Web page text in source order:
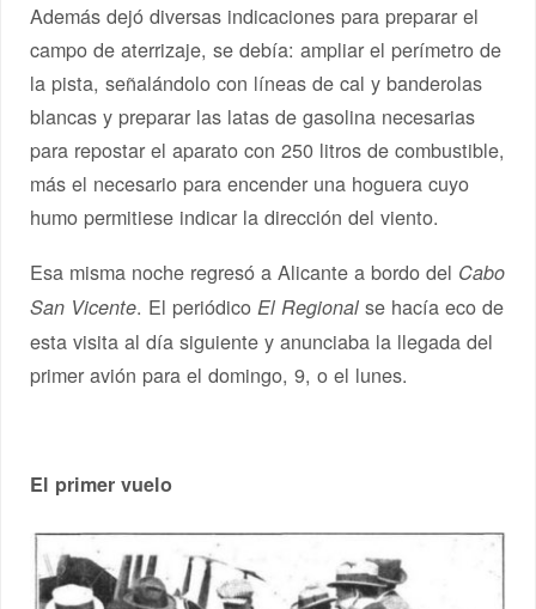
Además dejó diversas indicaciones para preparar el
campo de aterrizaje, se debía: ampliar el perímetro de
la pista, señalándolo con líneas de cal y banderolas
blancas y preparar las latas de gasolina necesarias
para repostar el aparato con 250 litros de combustible,
más el necesario para encender una hoguera cuyo
humo permitiese indicar la dirección del viento.
Esa misma noche regresó a Alicante a bordo del Cabo
San Vicente. El periódicoEl Regional se hacía eco de
esta visita al día siguiente y anunciaba la llegada del
primer avión para el domingo, 9, o el lunes.
El primer vuelo